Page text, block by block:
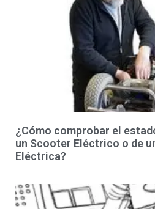
¿Cómo comprobar el
un Scooter Eléctrico o de
Eléctrica?